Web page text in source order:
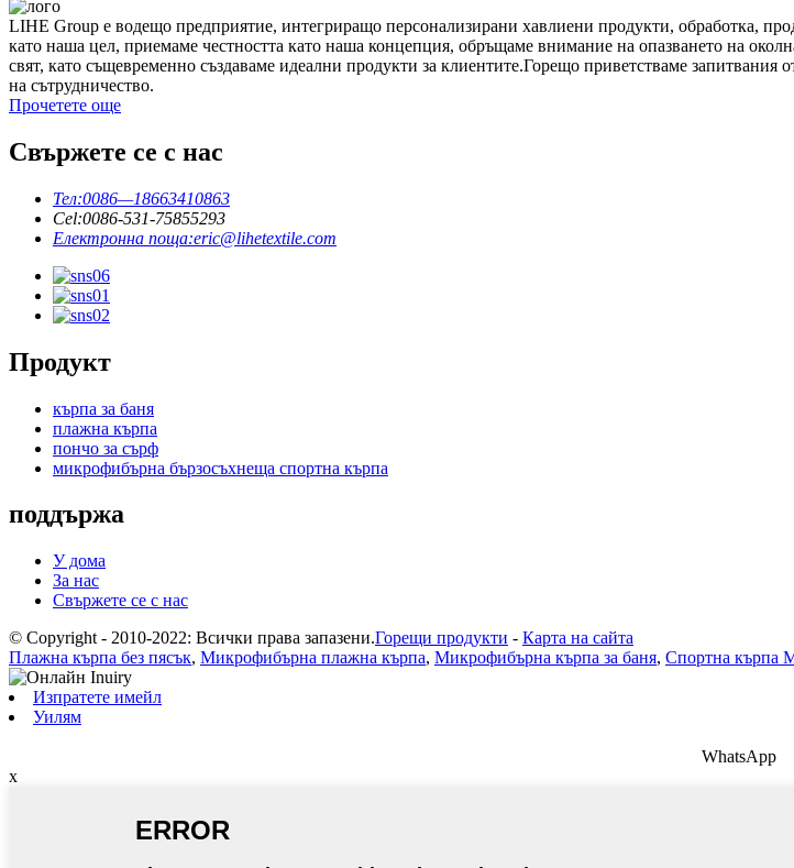
LIHE Group е водещо предприятие, интегриращо персонализирани хавлиени продукти, обработка,
като наша цел, приемаме честността като наша концепция, обръщаме внимание на опазването на
свят, като същевременно създаваме идеални продукти за клиентите.Горещо приветстваме
на сътрудничество.
Прочетете още
Свържете се с нас
Тел:0086—18663410863
Cel:0086-531-75855293
Електронна поща:eric@lihetextile.com
Продукт
кърпа за баня
плажна кърпа
пончо за сърф
микрофибърна бързосъхнеща спортна кърпа
поддържа
У дома
За нас
Свържете се с нас
© Copyright - 2010-2022: Всички права запазени.Горещи продукти - Карта на сайта
Плажна кърпа без пясък, Микрофибърна плажна кърпа, Микрофибърна кърпа за баня, Спортна кърпа
Изпратете имейл
Уилям
WhatsApp
x